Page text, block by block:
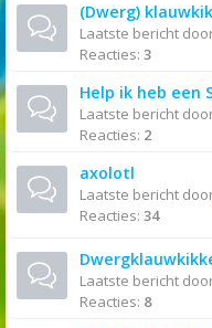
(Dwerg)
Laatste bericht
Reacties: 3
Help ik heb een
Laatste bericht
Reacties: 2
axolotl
Laatste bericht
Reacties: 34
Laatste bericht
Reacties: 8